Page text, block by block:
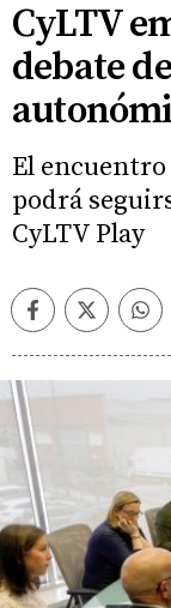
CyLTV
debate
El encuentro
podrá
CyLTV Play
FacebookTwitter